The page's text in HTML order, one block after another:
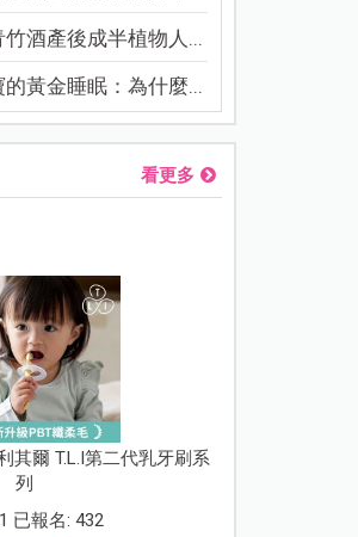
酒產後成半植物人...
黃金睡眠：為什麼...
看更多
其爾 T.L.I第二代乳牙刷系
列
已報名: 432